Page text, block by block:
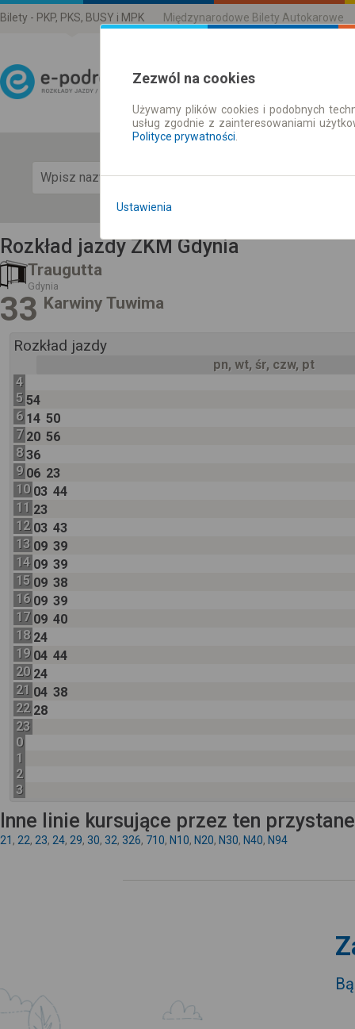
Bilety - PKP, PKS, BUSY i MPK Międzynarodowe Bilety Autokarowe
Rozkład Jazdy | Bilety
Rozkład jazdy ZKM Gdynia
Traugutta
Gdynia
33 Karwiny Tuwima
Rozkład jazdy
pn, wt, śr, czw, pt
4
5 54
6 14 50
7 20 56
8 36
9 06 23
10 03 44
11 23
12 03 43
13 09 39
14 09 39
15 09 38
16 09 39
17 09 40
18 24
19 04 44
20 24
21 04 38
22 28
23
0
1
2
3
Inne linie kursujące przez ten
21 , 22, 23, 24, 29, 30, 32, 326, 710, N10, N20, N30, N40, N94
Zezwól na cookies
Używamy plików cookies i podobnych
usług zgodnie z zainteresowaniami
Polityce prywatności
Ustawienia